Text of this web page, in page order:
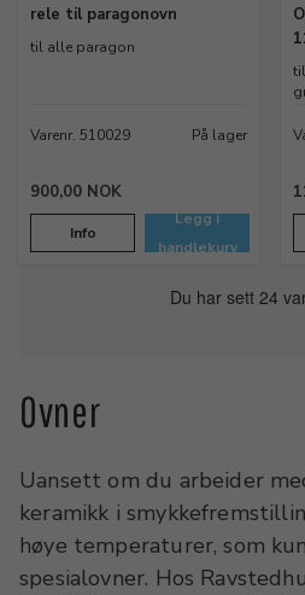
rele til paragonovn
til alle paragon
Varenr. 510029 På lager
900,00 NOK
Info
Legg i
handlekurv
Du har sett 24
Ovner
Uansett om du arbeider
keramikk i
høye temperaturer, som
spesialovner. Hos